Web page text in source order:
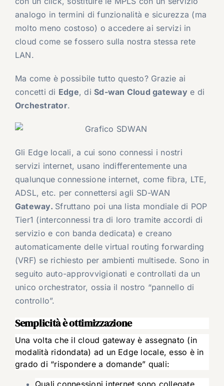
analogo in termini di funzionalità e sicurezza (ma
molto meno costoso) o accedere ai servizi in
cloud come se fossero sulla nostra stessa rete
LAN.
Ma come è possibile tutto questo? Grazie ai
concetti di Edge, diSd-wan Cloud gatewaye di
Orchestrator.
Gli Edge locali, a cui sono connessi i nostri
servizi internet, usano indifferentemente una
qualunque connessione internet, come fibra, LTE,
ADSL, etc. per connettersi agli SD-WAN
Gateway. Sfruttano poi una lista mondiale di POP
Tier1 (interconnessi tra di loro tramite accordi di
servizio e con banda dedicata) e creano
automaticamente delle virtual routing forwarding
(VRF) se richiesto per ambienti multisede. Sono in
seguito auto-approvvigionati e controllati da un
unico orchestrator, ossia il nostro “pannello di
controllo”.
Semplicità è ottimizzazione
Una volta che il cloud gateway è assegnato (in
modalità ridondata) ad un Edge locale, esso è in
grado di “rispondere a domande” quali:
Quali connessioni internet sono collegate